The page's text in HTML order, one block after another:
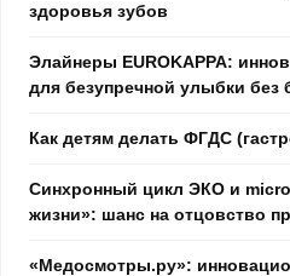
здоровья зубов
Элайнеры EUROKAPPA:
для безупречной улыбки без
Как детям делать ФГДС
Синхронный цикл ЭКО и
жизни»: шанс на отцовство
«Медосмотры.ру»: